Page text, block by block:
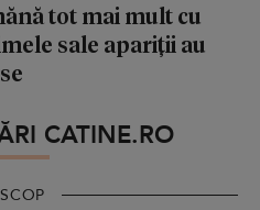
tot mai mult cu
sale apariții au
CATINE.RO